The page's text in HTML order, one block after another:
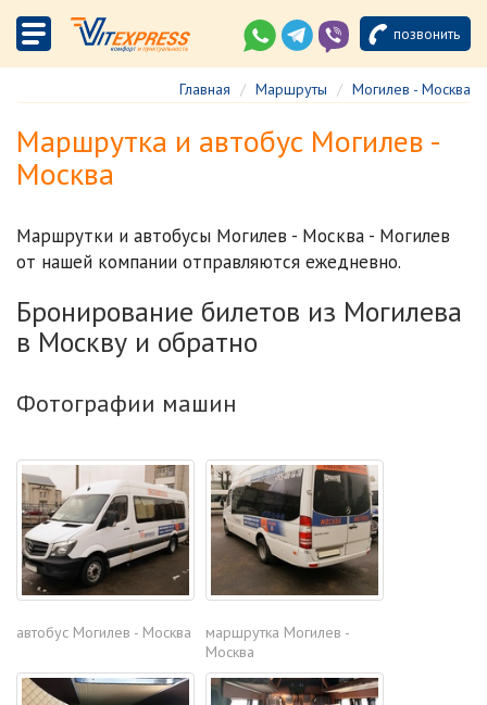
позвонить
Главная Маршруты Могилев - Москва
Маршрутка и автобус Могилев -
Москва
Маршрутки и автобусы Могилев - Москва - Могилев
от нашей компании отправляются ежедневно.
Бронирование билетов из Могилева
в Москву и обратно
Фотографии машин
автобус Могилев - Москва
маршрутка Могилев -
Москва